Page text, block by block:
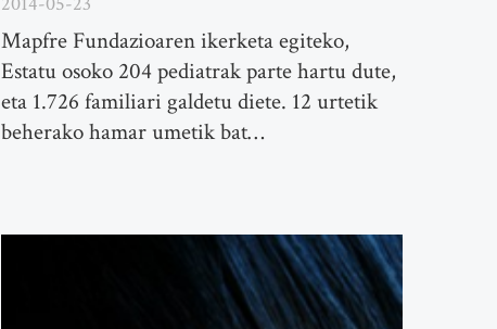
Mapfre Fundazioaren ikerketa egiteko,
Estatu osoko 204 pediatrak parte hartu dute,
eta 1.726 familiari galdetu diete. 12 urtetik
beherako hamar umetik bat…